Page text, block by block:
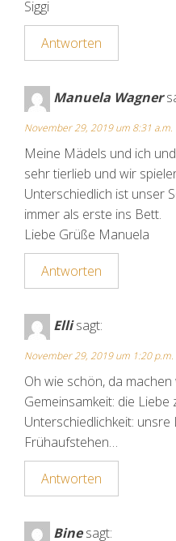
Siggi
Antworten
Manuela Wagner
November 29, 2019 um 8:31 a.m.
Meine Mädels und ich
sehr tierlieb und wir
Unterschiedlich ist unser
immer als erste ins Bett.
Liebe Grüße Manuela
Antworten
Elli sagt:
November 29, 2019 um 1:20
Oh wie schön, da
Gemeinsamkeit: die
Unterschiedlichkeit: unsre
Frühaufstehen…
Antworten
Bine sagt: